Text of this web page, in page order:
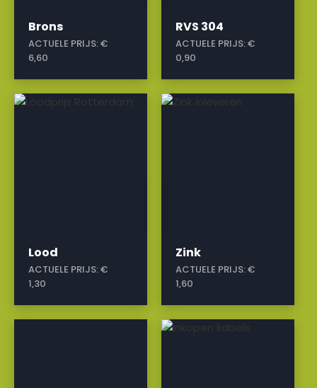
Brons
ACTUELE PRIJS:€
6,60
RVS 304
ACTUELE PRIJS:€
0,90
Lood
ACTUELE PRIJS:€
1,30
a
Zink
ACTUELE PRIJS:€
1,60
a
a